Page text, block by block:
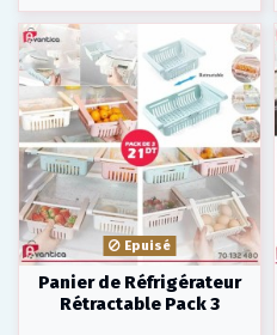
Epuisé
Panier de Réfrigérateur
Rétractable Pack 3